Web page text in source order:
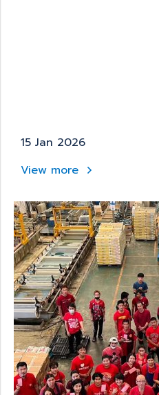
15 Jan 2026
View more